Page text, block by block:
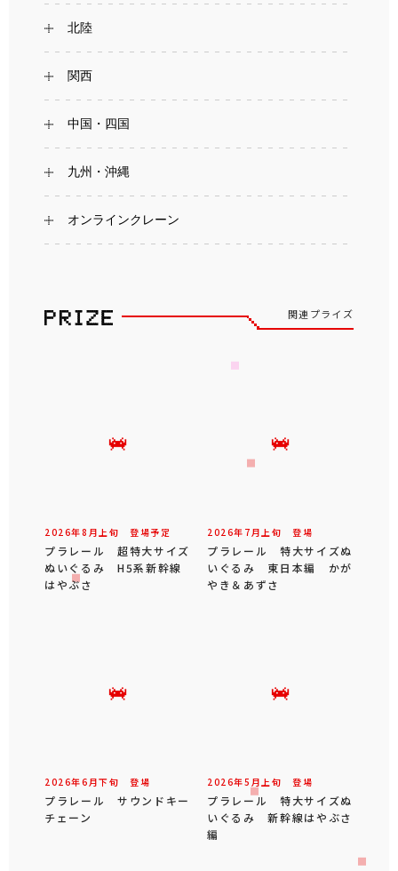
北陸
関西
中国・四国
九州・沖縄
オンラインクレーン
関連プライズ
2026年8 月 上旬 登場予定
プラレール 超特大サイズ
ぬいぐるみ H5系新幹線
はやぶさ
2026年 7 月 上旬 登場
プラレール 特大サイズぬ
いぐるみ 東日本編 かが
やき＆あずさ
2026年6 月下旬 登場
プラレール サウンドキー
チェーン
2026年5 月 上旬 登場
プラレール 特大サイズぬ
いぐるみ 新幹線はやぶさ
編